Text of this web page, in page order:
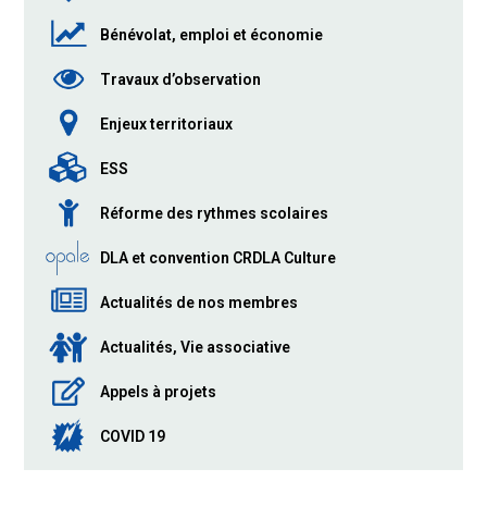
Bénévolat, emploi et économie
Travaux d’observation
Enjeux territoriaux
ESS
Réforme des rythmes scolaires
DLA et convention CRDLA Culture
Actualités de nos membres
Actualités, Vie associative
Appels à projets
COVID 19